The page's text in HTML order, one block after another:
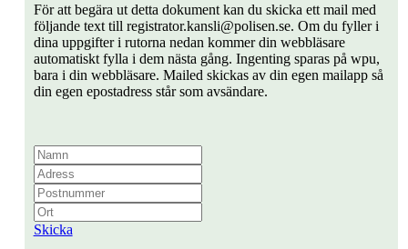
För att begära ut detta dokument kan du skicka ett mail med
följande text till registrator.kansli@polisen.se. Om du fyller i
dina uppgifter i rutorna nedan kommer din webbläsare
automatiskt fylla i dem nästa gång. Ingenting sparas på wpu,
bara i din webbläsare. Mailed skickas av din egen mailapp så
din egen epostadress står som avsändare.
Skicka